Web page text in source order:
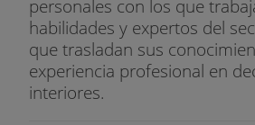
personales con los que
habilidades y expertos del
que trasladan sus
experiencia profesional en
interiores.